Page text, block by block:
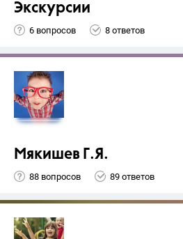
Экскурсии
6 вопросов 8 ответов
Мякишев Г.Я.
88 вопросов 89 ответов